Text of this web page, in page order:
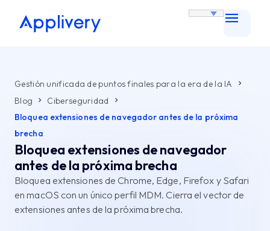
Gestión unificada de puntos finales para la era de la IA
Blog
Ciberseguridad
Bloquea extensiones de navegador antes de la próxima
brecha
Bloquea extensiones de navegador
antes de la próxima brecha
Bloquea extensiones de Chrome, Edge, Firefox y Safari
en macOS con un único perfil MDM. Cierra el vector de
extensiones antes de la próxima brecha.